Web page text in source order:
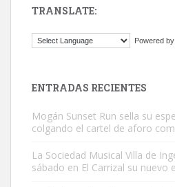
Este gato macho ha aparecido en la
TRANSLATE:
Powered by
ENTRADAS RECIENTES
Mogán Sunset Run sella su
colgando el cartel de aforo
La Sociedad Musical Villa de
sábado en El Carrizal su nuevo